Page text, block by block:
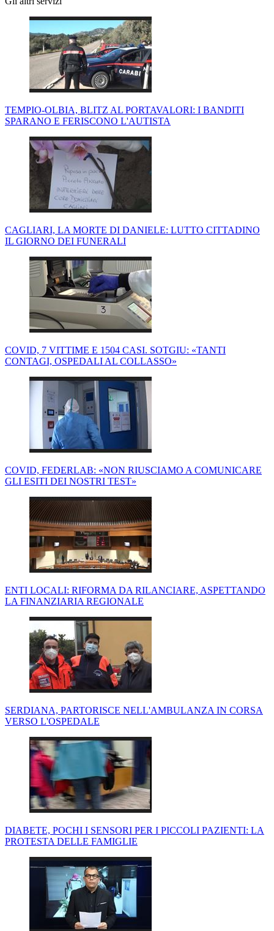
TEMPIO-OLBIA, BLITZ AL PORTAVALORI: I BANDITI
SPARANO E FERISCONO L'AUTISTA
CAGLIARI, LA MORTE DI DANIELE: LUTTO CITTADINO
IL GIORNO DEI FUNERALI
COVID, 7 VITTIME E 1504 CASI. SOTGIU: «TANTI
CONTAGI, OSPEDALI AL COLLASSO»
COVID, FEDERLAB: «NON RIUSCIAMO A COMUNICARE
GLI ESITI DEI NOSTRI TEST»
ENTI LOCALI: RIFORMA DA RILANCIARE, ASPETTANDO
LA FINANZIARIA REGIONALE
SERDIANA, PARTORISCE NELL'AMBULANZA IN CORSA
VERSO L'OSPEDALE
DIABETE, POCHI I SENSORI PER I PICCOLI PAZIENTI: LA
PROTESTA DELLE FAMIGLIE